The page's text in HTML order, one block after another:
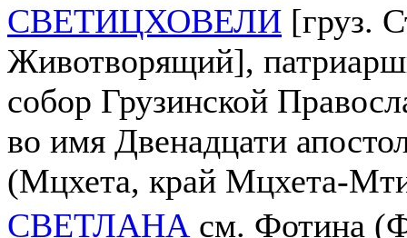
СВЕТИЦХОВЕЛИ [груз.
Животворящий],
собор Грузинской
во имя Двенадцати
(Мцхета, край Мцхета-
СВЕТЛАНА см. Фотина